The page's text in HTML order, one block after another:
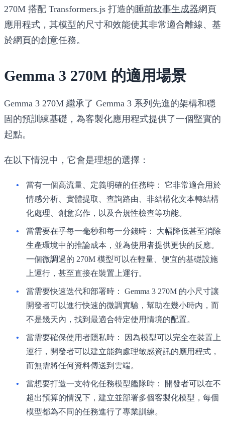
270M 搭配 Transformers.js 打造的睡前故事生成器網頁
應用程式，其模型的尺寸和效能使其非常適合離線、基
於網頁的創意任務。
Gemma 3 270M 的適用場景
Gemma 3 270M 繼承了 Gemma 3 系列先進的架構和穩
固的預訓練基礎，為客製化應用程式提供了一個堅實的
起點。
在以下情況中，它會是理想的選擇：
當有一個高流量、定義明確的任務時：
它非常適合用於
情感分析、實體提取、查詢路由、非結構化文本轉結構
化處理、創意寫作，以及合規性檢查等功能。
當需要在乎每一毫秒和每一分錢時：
大幅降低甚至消除
生產環境中的推論成本，並為使用者提供更快的反應。
一個微調過的 270M 模型可以在輕量、便宜的基礎設施
上運行，甚至直接在裝置上運行。
當需要快速迭代和部署時：
Gemma 3 270M 的小尺寸讓
開發者可以進行快速的微調實驗，幫助在幾小時內，而
不是幾天內，找到最適合特定使用情境的配置。
當需要確保使用者隱私時：
因為模型可以完全在裝置上
運行，開發者可以建立能夠處理敏感資訊的應用程式，
而無需將任何資料傳送到雲端。
當想要打造一支特化任務模型艦隊時：
開發者可以在不
超出預算的情況下，建立並部署多個客製化模型，每個
模型都為不同的任務進行了專業訓練。